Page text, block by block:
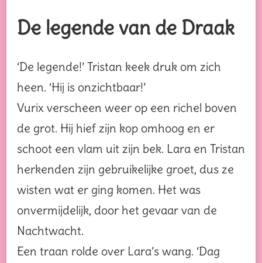
De legende van de Draak
‘De legende!’ Tristan keek druk om zich
heen. ‘Hij is onzichtbaar!’
Vurix verscheen weer op een richel boven
de grot. Hij hief zijn kop omhoog en er
schoot een vlam uit zijn bek. Lara en Tristan
herkenden zijn gebruikelijke groet, dus ze
wisten wat er ging komen. Het was
onvermijdelijk, door het gevaar van de
Nachtwacht.
Een traan rolde over Lara’s wang. ‘Dag